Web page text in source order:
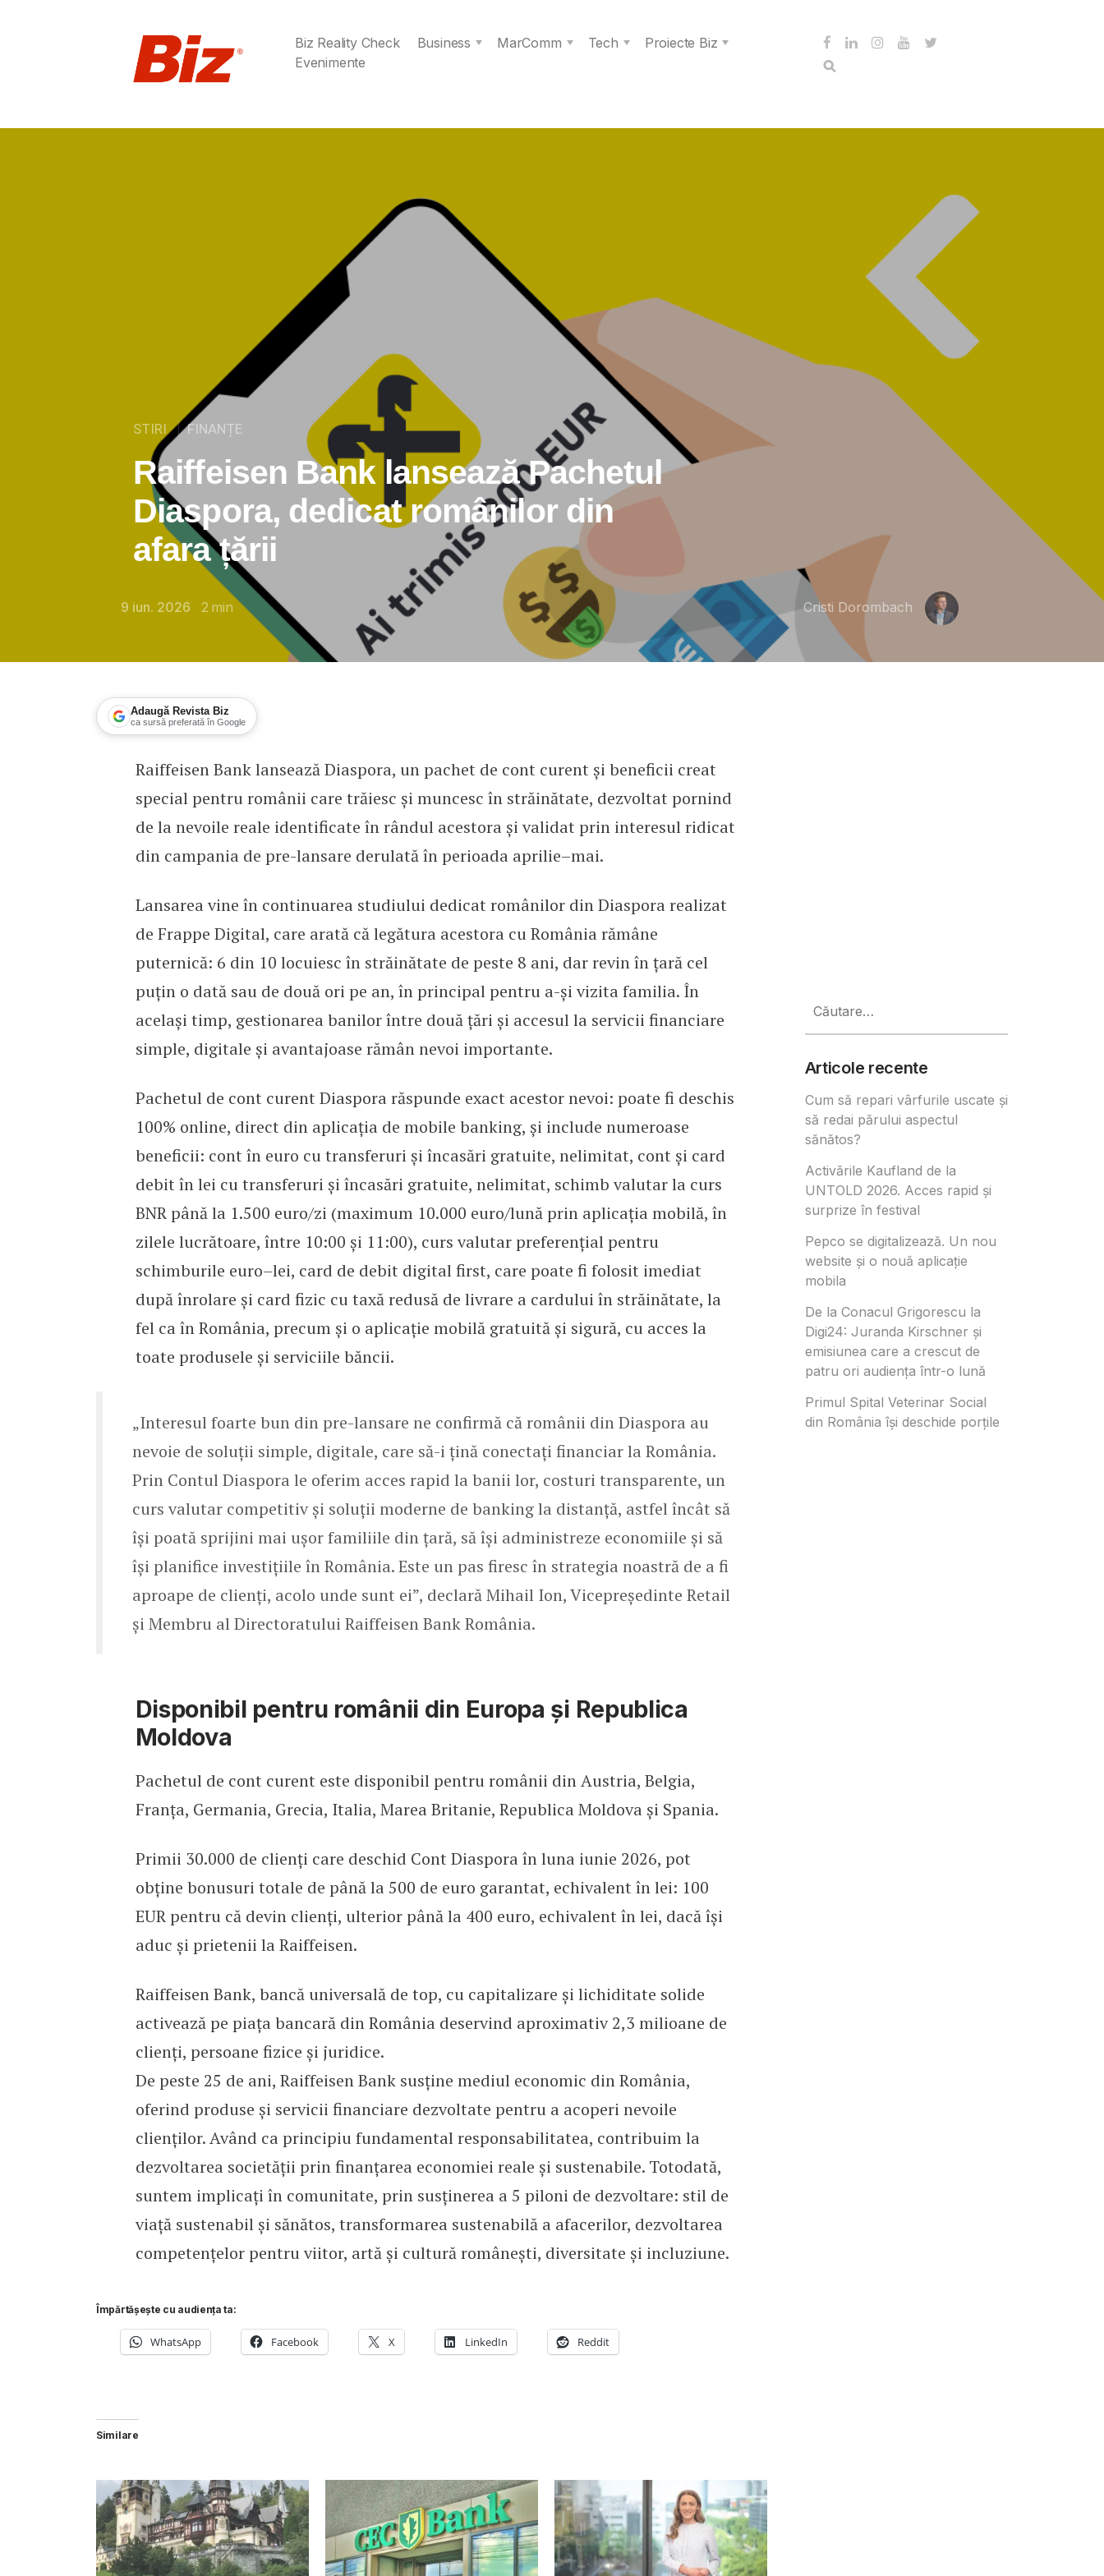
Biz Reality Check Business MarComm Tech
Proiecte Biz
Evenimente
STIRI FINANȚE
Raiffeisen Bank lansează Pachetul
Diaspora, dedicat românilor din
afara țării
9 iun. 2026 2 min Cristi Dorombach
Adaugă Revista Biz
ca sursă preferată în Google
Raiffeisen Bank lansează Pachetul Diaspora, dedicat românilor din afara țării
Raiffeisen Bank lansează Diaspora, un pachet de cont curent și beneficii creat
special pentru românii care trăiesc și muncesc în străinătate, dezvoltat pornind
de la nevoile reale identificate în rândul acestora și validat prin interesul ridicat
din campania de pre-lansare derulată în perioada aprilie–mai.
Lansarea vine în continuarea studiului dedicat românilor din Diaspora realizat
de Frappe Digital, care arată că legătura acestora cu România rămâne
puternică: 6 din 10 locuiesc în străinătate de peste 8 ani, dar revin în țară cel
puțin o dată sau de două ori pe an, în principal pentru a-și vizita familia. În
același timp, gestionarea banilor între două țări și accesul la servicii financiare
simple, digitale și avantajoase rămân nevoi importante.
Pachetul de cont curent Diaspora răspunde exact acestor nevoi: poate fi deschis
100% online, direct din aplicația de mobile banking, și include numeroase
beneficii: cont în euro cu transferuri și încasări gratuite, nelimitat, cont și card
debit în lei cu transferuri și încasări gratuite, nelimitat, schimb valutar la curs
BNR până la 1.500 euro/zi (maximum 10.000 euro/lună prin aplicația mobilă, în
zilele lucrătoare, între 10:00 și 11:00), curs valutar preferențial pentru
schimburile euro–lei, card de debit digital first, care poate fi folosit imediat
după înrolare și card fizic cu taxă redusă de livrare a cardului în străinătate, la
fel ca în România, precum și o aplicație mobilă gratuită și sigură, cu acces la
toate produsele și serviciile băncii.
„Interesul foarte bun din pre-lansare ne confirmă că românii din Diaspora au
nevoie de soluții simple, digitale, care să-i țină conectați financiar la România.
Prin Contul Diaspora le oferim acces rapid la banii lor, costuri transparente, un
curs valutar competitiv și soluții moderne de banking la distanță, astfel încât să
își poată sprijini mai ușor familiile din țară, să își administreze economiile și să
își planifice investițiile în România. Este un pas firesc în strategia noastră de a fi
aproape de clienți, acolo unde sunt ei”, declară Mihail Ion, Vicepreședinte Retail
și Membru al Directoratului Raiffeisen Bank România.
Disponibil pentru românii din Europa și Republica
Moldova
Pachetul de cont curent este disponibil pentru românii din Austria, Belgia,
Franța, Germania, Grecia, Italia, Marea Britanie, Republica Moldova și Spania.
Primii 30.000 de clienți care deschid Cont Diaspora în luna iunie 2026, pot
obține bonusuri totale de până la 500 de euro garantat, echivalent în lei: 100
EUR pentru că devin clienți, ulterior până la 400 euro, echivalent în lei, dacă își
aduc și prietenii la Raiffeisen.
Raiffeisen Bank, bancă universală de top, cu capitalizare și lichiditate solide
activează pe piața bancară din România deservind aproximativ 2,3 milioane de
clienți, persoane fizice și juridice.
De peste 25 de ani, Raiffeisen Bank susține mediul economic din România,
oferind produse și servicii financiare dezvoltate pentru a acoperi nevoile
clienților. Având ca principiu fundamental responsabilitatea, contribuim la
dezvoltarea societății prin finanțarea economiei reale și sustenabile. Totodată,
suntem implicați în comunitate, prin susținerea a 5 piloni de dezvoltare: stil de
viață sustenabil și sănătos, transformarea sustenabilă a afacerilor, dezvoltarea
competențelor pentru viitor, artă și cultură românești, diversitate și incluziune.
Împărtășește cu audiența ta:
WhatsApp Facebook X LinkedIn Reddit
Similare
după:
Articole recente
Cum să repari vârfurile uscate și
să redai părului aspectul
sănătos?
Activările Kaufland de la
UNTOLD 2026. Acces rapid și
surprize în festival
Pepco se digitalizează. Un nou
website și o nouă aplicație
mobila
De la Conacul Grigorescu la
Digi24: Juranda Kirschner și
emisiunea care a crescut de
patru ori audiența într-o lună
Primul Spital Veterinar Social
din România își deschide porțile